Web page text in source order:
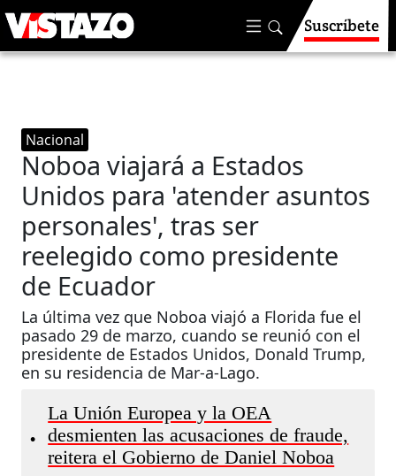
Suscríbete
Nacional
Noboa viajará a Estados
Unidos para 'atender asuntos
personales', tras ser
reelegido como presidente
de Ecuador
La última vez que Noboa viajó a Florida fue el
pasado 29 de marzo, cuando se reunió con el
presidente de Estados Unidos, Donald Trump,
en su residencia de Mar-a-Lago.
•
La Unión Europea y la OEA
desmienten las acusaciones de fraude,
reitera el Gobierno de Daniel Noboa